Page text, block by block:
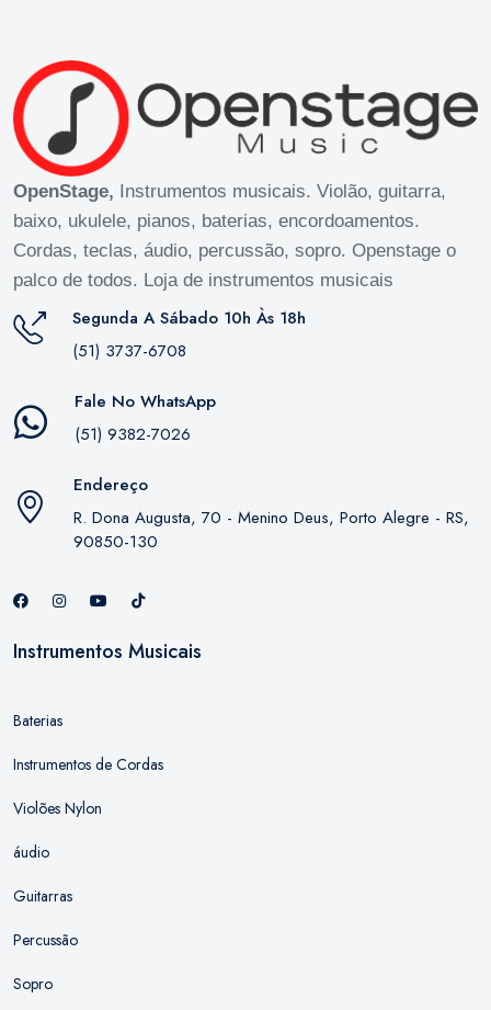
OpenStage, Instrumentos musicais. Violão, guitarra,
baixo, ukulele, pianos, baterias, encordoamentos.
Cordas, teclas, áudio, percussão, sopro. Openstage o
palco de todos. Loja de instrumentos musicais
Segunda A Sábado 10h Às 18h
(51) 3737-6708
Fale No WhatsApp
(51) 9382-7026
Endereço
R. Dona Augusta, 70 - Menino Deus, Porto Alegre - RS,
90850-130
Instrumentos Musicais
Baterias
Instrumentos de Cordas
Violões Nylon
áudio
Guitarras
Percussão
Sopro